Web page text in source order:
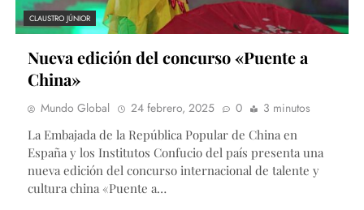
CLAUSTRO JÚNIOR
Nueva edición del concurso «Puente a
China»
Mundo Global 24 febrero, 2025 0
3 minutos
La Embajada de la República Popular de China en
España y los Institutos Confucio del país presenta una
nueva edición del concurso internacional de talente y
cultura china «Puente a…